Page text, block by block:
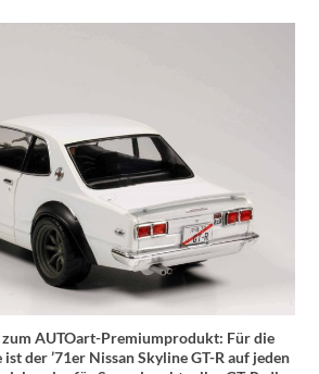
AUTOart-Premiumprodukt: Für die
der ’71er Nissan Skyline GT-R auf jeden